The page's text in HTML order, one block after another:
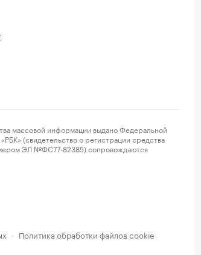
массовой информации выдано Федеральной
(свидетельство о регистрации средства
ЭЛ №ФС77-82385) сопровождаются
· Политика обработки файлов cookie